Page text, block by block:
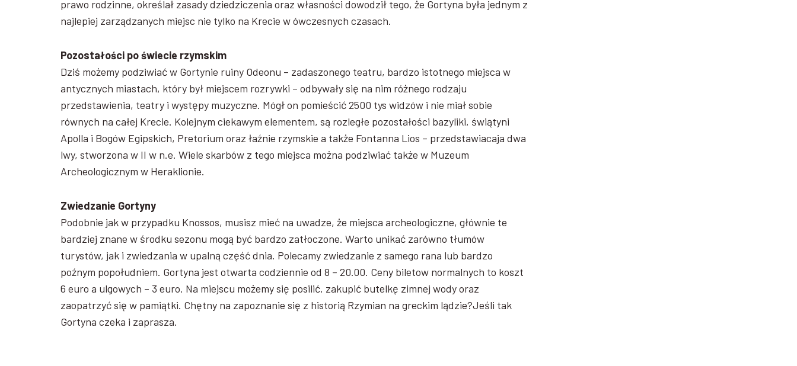
prawo rodzinne, określał zasady dziedziczenia oraz własności dowodził tego, że Gortyna była jednym z
najlepiej zarządzanych miejsc nie tylko na Krecie w ówczesnych czasach.
Pozostałości po świecie rzymskim
Dziś możemy podziwiać w Gortynie ruiny Odeonu – zadaszonego teatru, bardzo istotnego miejsca w
antycznych miastach, który był miejscem rozrywki – odbywały się na nim różnego rodzaju
przedstawienia, teatry i występy muzyczne. Mógł on pomieścić 2500 tys widzów i nie miał sobie
równych na całej Krecie. Kolejnym ciekawym elementem, są rozległe pozostałości bazyliki, świątyni
Apolla i Bogów Egipskich, Pretorium oraz łaźnie rzymskie a także Fontanna Lios – przedstawiacaja dwa
lwy, stworzona w II w n.e. Wiele skarbów z tego miejsca można podziwiać także w Muzeum
Archeologicznym w Heraklionie.
Zwiedzanie Gortyny
Podobnie jak w przypadku Knossos, musisz mieć na uwadze, że miejsca archeologiczne, głównie te
bardziej znane w środku sezonu mogą być bardzo zatłoczone. Warto unikać zarówno tłumów
turystów, jak i zwiedzania w upalną część dnia. Polecamy zwiedzanie z samego rana lub bardzo
poźnym popołudniem. Gortyna jest otwarta codziennie od 8 – 20.00. Ceny biletow normalnych to koszt
6 euro a ulgowych – 3 euro. Na miejscu możemy się posilić, zakupić butelkę zimnej wody oraz
zaopatrzyć się w pamiątki. Chętny na zapoznanie się z historią Rzymian na greckim lądzie?Jeśli tak
Gortyna czeka i zaprasza.